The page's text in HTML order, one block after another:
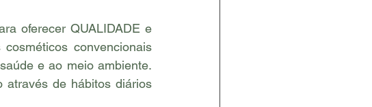
oferecer QUALIDADE e
convencionais
e ao meio ambiente.
através de hábitos diários